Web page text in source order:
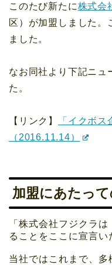
このたび新たに株式会
区）が加盟しました。
ました。
なお同社より下記ニュ
た。
【リンク】
「イクボ
（2016.11.14）
加盟にあたっ
「株式会社フジクラ
ることをここに宣言い
当社ではこれまで、多